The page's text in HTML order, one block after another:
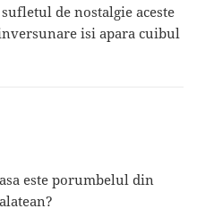
de nostalgie aceste
isi apara cuibul
este porumbelul din